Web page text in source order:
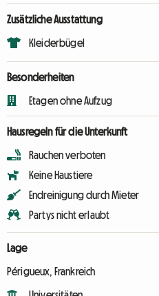
Zusätzliche Ausstattung
Kleiderbügel
Besonderheiten
Etagen ohne Aufzug
Hausregeln für die Unterkunft
Rauchen verboten
Keine Haustiere
Endreinigung durch Mieter
Partys nicht erlaubt
Lage
Périgueux, Frankreich